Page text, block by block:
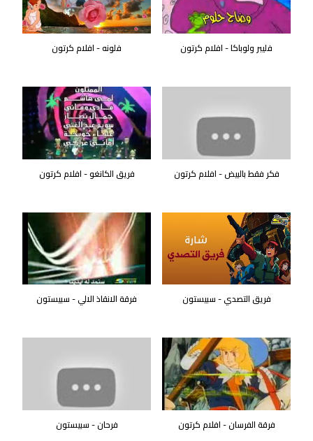
فليبر ولوباكا - افلام كرتون فلونه - افلام كرتون
فكر فقط بالبيض - افلام كرتون فريق الكانغو - افلام كرتون
فريق التصدي - سبيستون فرقة الانقاذ الالي - سبيستون
فرقة الفرسان - افلام كرتون فرحان - سبيستون